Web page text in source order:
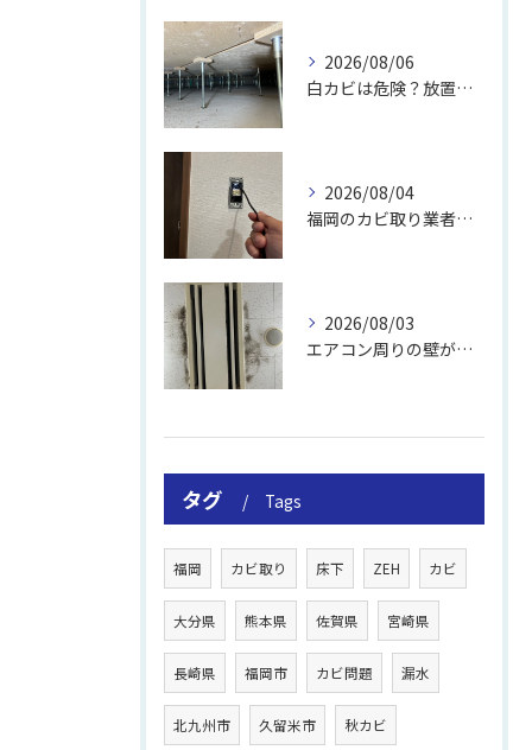
2026/08/06
白カビは危険？放置のリスクと取り方
2026/08/04
福岡のカビ取り業者おすすめの選び方と費用
2026/08/03
エアコン周りの壁が結露しやすい理由
タグ Tags
福岡 カビ取り 床下 ZEH カビ
大分県 熊本県 佐賀県 宮崎県
長崎県 福岡市 カビ問題 漏水
北九州市 久留米市 秋カビ